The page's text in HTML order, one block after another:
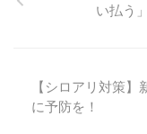
い払う
【シロアリ対策
に予防を！